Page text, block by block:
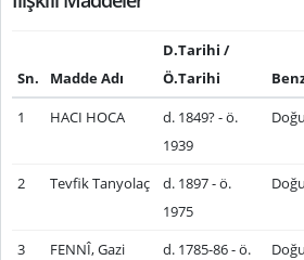
Sn. Madde Adı
D.Tarihi /
Ö.Tarihi
1
HACI HOCA
d. 1849? - ö.
1939
2 Tevfik Tanyolaç
d. 1897 - ö.
1975
3
FENNÎ, Gazi
d. 1785-86 - ö.